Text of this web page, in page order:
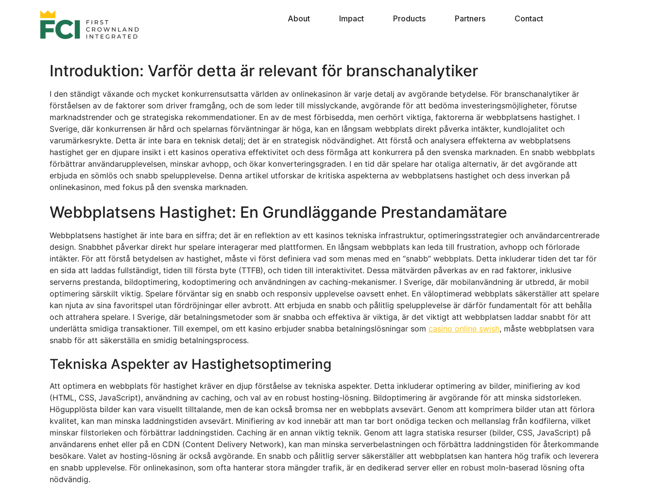
About Impact Products Partners Contact
Introduktion: Varför detta är relevant för branschanalytiker
I den ständigt växande och mycket konkurrensutsatta världen av onlinekasinon är varje detalj av avgörande betydelse. För branschanalytiker är
förståelsen av de faktorer som driver framgång, och de som leder till misslyckande, avgörande för att bedöma investeringsmöjligheter, förutse
marknadstrender och ge strategiska rekommendationer. En av de mest förbisedda, men oerhört viktiga, faktorerna är webbplatsens hastighet. I
Sverige, där konkurrensen är hård och spelarnas förväntningar är höga, kan en långsam webbplats direkt påverka intäkter, kundlojalitet och
varumärkesrykte. Detta är inte bara en teknisk detalj; det är en strategisk nödvändighet. Att förstå och analysera effekterna av webbplatsens
hastighet ger en djupare insikt i ett kasinos operativa effektivitet och dess förmåga att konkurrera på den svenska marknaden. En snabb webbplats
förbättrar användarupplevelsen, minskar avhopp, och ökar konverteringsgraden. I en tid där spelare har otaliga alternativ, är det avgörande att
erbjuda en sömlös och snabb spelupplevelse. Denna artikel utforskar de kritiska aspekterna av webbplatsens hastighet och dess inverkan på
onlinekasinon, med fokus på den svenska marknaden.
Webbplatsens Hastighet: En Grundläggande Prestandamätare
Webbplatsens hastighet är inte bara en siffra; det är en reflektion av ett kasinos tekniska infrastruktur, optimeringsstrategier och användarcentrerade
design. Snabbhet påverkar direkt hur spelare interagerar med plattformen. En långsam webbplats kan leda till frustration, avhopp och förlorade
intäkter. För att förstå betydelsen av hastighet, måste vi först definiera vad som menas med en “snabb” webbplats. Detta inkluderar tiden det tar för
en sida att laddas fullständigt, tiden till första byte (TTFB), och tiden till interaktivitet. Dessa mätvärden påverkas av en rad faktorer, inklusive
serverns prestanda, bildoptimering, kodoptimering och användningen av caching-mekanismer. I Sverige, där mobilanvändning är utbredd, är mobil
optimering särskilt viktig. Spelare förväntar sig en snabb och responsiv upplevelse oavsett enhet. En väloptimerad webbplats säkerställer att spelare
kan njuta av sina favoritspel utan fördröjningar eller avbrott. Att erbjuda en snabb och pålitlig spelupplevelse är därför fundamentalt för att behålla
och attrahera spelare. I Sverige, där betalningsmetoder som är snabba och effektiva är viktiga, är det viktigt att webbplatsen laddar snabbt för att
underlätta smidiga transaktioner. Till exempel, om ett kasino erbjuder snabba betalningslösningar som casino online swish, måste webbplatsen vara
snabb för att säkerställa en smidig betalningsprocess.
Tekniska Aspekter av Hastighetsoptimering
Att optimera en webbplats för hastighet kräver en djup förståelse av tekniska aspekter. Detta inkluderar optimering av bilder, minifiering av kod
(HTML, CSS, JavaScript), användning av caching, och val av en robust hosting-lösning. Bildoptimering är avgörande för att minska sidstorleken.
Högupplösta bilder kan vara visuellt tilltalande, men de kan också bromsa ner en webbplats avsevärt. Genom att komprimera bilder utan att förlora
kvalitet, kan man minska laddningstiden avsevärt. Minifiering av kod innebär att man tar bort onödiga tecken och mellanslag från kodfilerna, vilket
minskar filstorleken och förbättrar laddningstiden. Caching är en annan viktig teknik. Genom att lagra statiska resurser (bilder, CSS, JavaScript) på
användarens enhet eller på en CDN (Content Delivery Network), kan man minska serverbelastningen och förbättra laddningstiden för återkommande
besökare. Valet av hosting-lösning är också avgörande. En snabb och pålitlig server säkerställer att webbplatsen kan hantera hög trafik och leverera
en snabb upplevelse. För onlinekasinon, som ofta hanterar stora mängder trafik, är en dedikerad server eller en robust moln-baserad lösning ofta
nödvändig.